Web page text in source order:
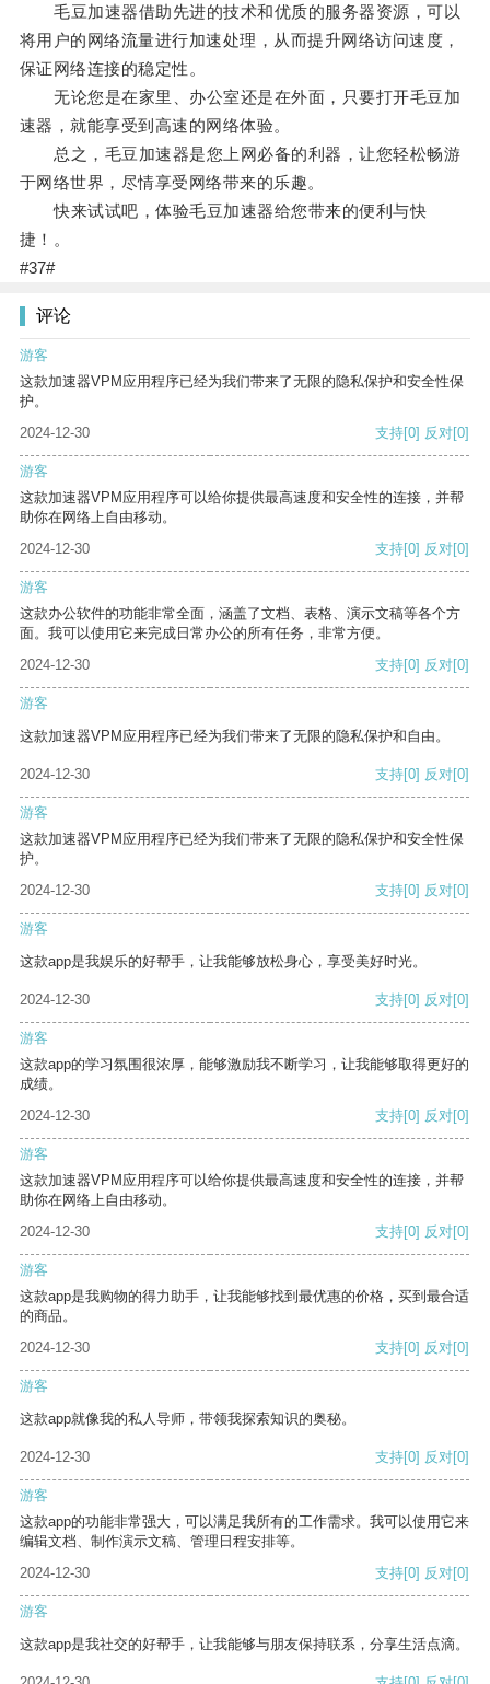
毛豆加速器借助先进的技术和优质的服务器资源，可以
将用户的网络流量进行加速处理，从而提升网络访问速度，
保证网络连接的稳定性。
无论您是在家里、办公室还是在外面，只要打开毛豆加
速器，就能享受到高速的网络体验。
总之，毛豆加速器是您上网必备的利器，让您轻松畅游
于网络世界，尽情享受网络带来的乐趣。
快来试试吧，体验毛豆加速器给您带来的便利与快
捷！。
#37#
评论
游客
这款加速器VPM应用程序已经为我们带来了无限的隐私保护和安全性保
护。
2024-12-30
支持[0] 反对[0]
游客
这款加速器VPM应用程序可以给你提供最高速度和安全性的连接，并帮
助你在网络上自由移动。
2024-12-30
支持[0] 反对[0]
游客
这款办公软件的功能非常全面，涵盖了文档、表格、演示文稿等各个方
面。我可以使用它来完成日常办公的所有任务，非常方便。
2024-12-30
支持[0] 反对[0]
游客
这款加速器VPM应用程序已经为我们带来了无限的隐私保护和自由。
2024-12-30 支持[0] 反对[0]
游客
这款加速器VPM应用程序已经为我们带来了无限的隐私保护和安全性保
护。
2024-12-30
支持[0] 反对[0]
游客
这款app是我娱乐的好帮手，让我能够放松身心，享受美好时光。
2024-12-30 支持[0] 反对[0]
游客
这款app的学习氛围很浓厚，能够激励我不断学习，让我能够取得更好的
成绩。
2024-12-30
支持[0] 反对[0]
游客
这款加速器VPM应用程序可以给你提供最高速度和安全性的连接，并帮
助你在网络上自由移动。
2024-12-30
支持[0] 反对[0]
游客
这款app是我购物的得力助手，让我能够找到最优惠的价格，买到最合适
的商品。
2024-12-30
支持[0] 反对[0]
游客
这款app就像我的私人导师，带领我探索知识的奥秘。
2024-12-30 支持[0] 反对[0]
游客
这款app的功能非常强大，可以满足我所有的工作需求。我可以使用它来
编辑文档、制作演示文稿、管理日程安排等。
2024-12-30
支持[0] 反对[0]
游客
这款app是我社交的好帮手，让我能够与朋友保持联系，分享生活点滴。